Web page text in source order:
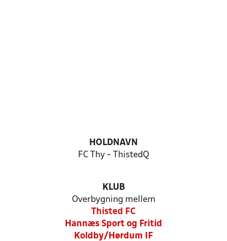
HOLDNAVN
FC Thy - ThistedQ
KLUB
Overbygning mellem
Thisted FC
Hannæs Sport og Fritid
Koldby/Hørdum IF